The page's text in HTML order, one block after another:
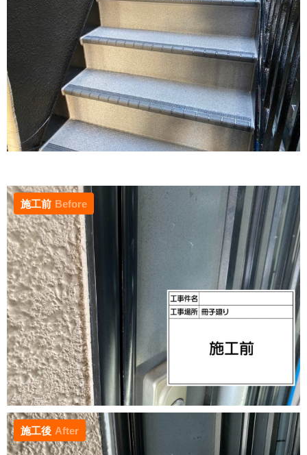
施工前 Before
施工後 After